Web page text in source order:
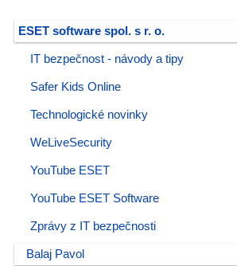
ESET software spol. s r. o.
IT bezpečnost - návody a tipy
Safer Kids Online
Technologické novinky
WeLiveSecurity
YouTube ESET
YouTube ESET Software
Zprávy z IT bezpečnosti
Balaj Pavol